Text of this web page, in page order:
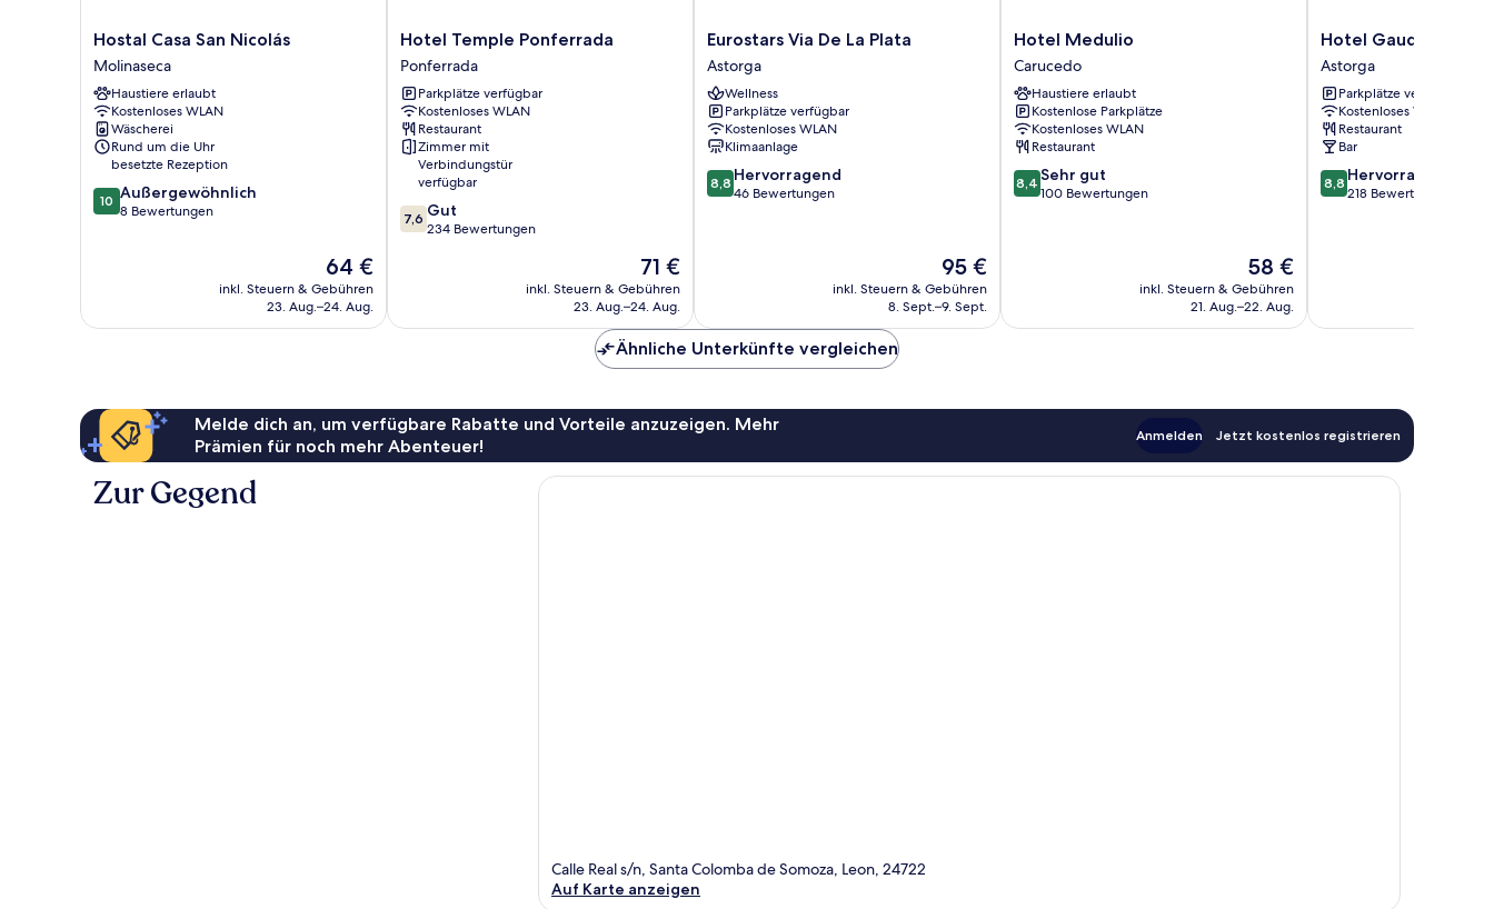
Hostal
Casa
San
Nicolás
Molinaseca
Hostal Casa San Nicolás
Molinaseca
Haustiere erlaubt
Kostenloses WLAN
Wäscherei
Rund um die Uhr
besetzte Rezeption
10.0
von
10 Außergewöhnlich
8 Bewertungen
Der
Preis
beträgt
64 €
inkl. Steuern & Gebühren
23. Aug.–24. Aug.
Hotel
Temple
Ponferrada
Ponferrada
Hotel Temple Ponferrada
Ponferrada
Parkplätze verfügbar
Kostenloses WLAN
Restaurant
Zimmer mit
Verbindungstür
verfügbar
7.6
von
7,6 Gut
234 Bewertungen
Der
Preis
beträgt
71 €
inkl. Steuern & Gebühren
23. Aug.–24. Aug.
Eurostars
Via
De
La
Plata
Astorga
Eurostars Via De La Plata
Astorga
Wellness
Parkplätze verfügbar
Kostenloses WLAN
Klimaanlage
8.8
von
8,8 Hervorragend
46 Bewertungen
Der
Preis
beträgt
95 €
inkl. Steuern & Gebühren
8. Sept.–9. Sept.
Hotel
Medulio
Carucedo
Hotel Medulio
Carucedo
Haustiere erlaubt
Kostenlose Parkplätze
Kostenloses WLAN
Restaurant
8.4
von
8,4 Sehr gut
100 Bewertungen
Der
Preis
beträgt
58 €
inkl. Steuern & Gebühren
21. Aug.–22. Aug.
Hotel
Gaudí
Astorga
Hotel Gaudí
Astorga
Parkplätze verfügbar
Kostenloses WLAN
Restaurant
Bar
8.8
von
8,8 Hervorragend
218 Bewertungen
Ähnliche Unterkünfte vergleichen
Melde dich an, um verfügbare Rabatte und Vorteile anzuzeigen. Mehr
Prämien für noch mehr Abenteuer!
Anmelden Jetzt kostenlos registrieren
Zur Gegend
Calle Real s/n, Santa Colomba de Somoza, Leon, 24722
Auf Karte anzeigen